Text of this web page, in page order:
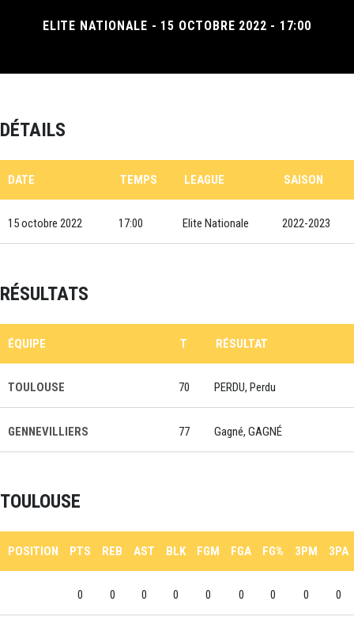
ELITE NATIONALE - 15 OCTOBRE 2022 - 17:00
DÉTAILS
DATE TEMPS LEAGUE SAISON
15 octobre 2022 17:00 Elite Nationale 2022-2023
RÉSULTATS
ÉQUIPE T RÉSULTAT
TOULOUSE 70 PERDU, Perdu
GENNEVILLIERS 77 Gagné, GAGNÉ
TOULOUSE
POSITION PTS REB AST BLK FGM FGA FG% 3PM 3PA
0 0 0 0 0 0 0 0 0